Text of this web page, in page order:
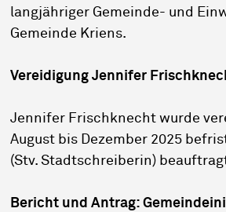
langjähriger Gemeinde- und
Gemeinde Kriens.
Vereidigung Jennifer
Jennifer Frischknecht wurde
August bis Dezember 2025
(Stv. Stadtschreiberin)
Bericht und Antrag: